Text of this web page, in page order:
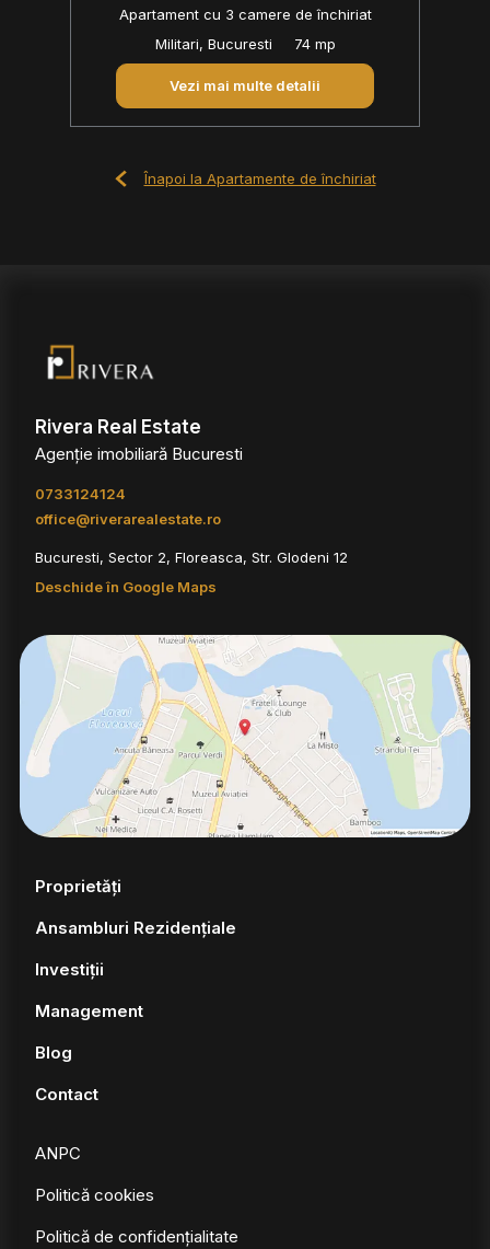
Apartament cu 3 camere de închiriat
Militari, Bucuresti
74 mp
Vezi mai multe detalii
Înapoi la Apartamente de închiriat
Rivera Real Estate
Agenție imobiliară Bucuresti
0733124124
office@riverarealestate.ro
Bucuresti, Sector 2, Floreasca, Str. Glodeni 12
Deschide în Google Maps
Proprietăți
Ansambluri Rezidențiale
Investiții
Management
Blog
Contact
ANPC
Politică cookies
Politică de confidențialitate